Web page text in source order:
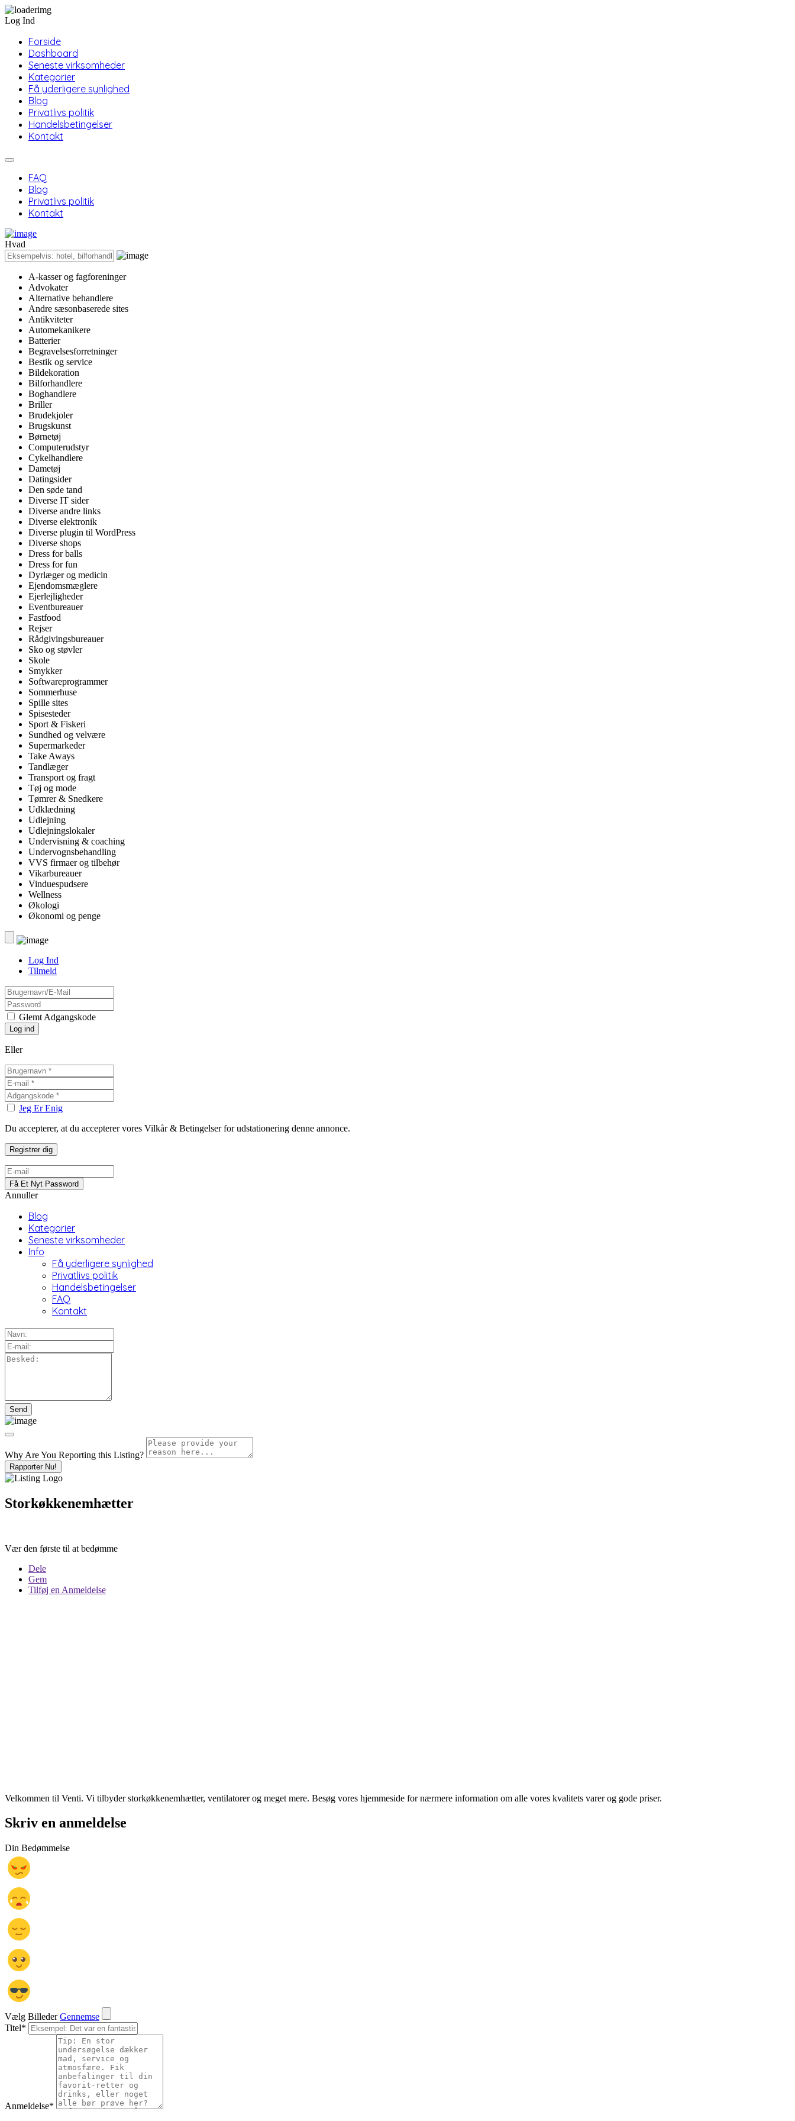
Log Ind
Forside
Dashboard
Seneste virksomheder
Kategorier
Få yderligere synlighed
Blog
Privatlivs politik
Handelsbetingelser
Kontakt
FAQ
Blog
Privatlivs politik
Kontakt
Hvad
A-kasser og fagforeninger
Advokater
Alternative behandlere
Andre sæsonbaserede sites
Antikviteter
Automekanikere
Batterier
Begravelsesforretninger
Bestik og service
Bildekoration
Bilforhandlere
Boghandlere
Briller
Brudekjoler
Brugskunst
Børnetøj
Computerudstyr
Cykelhandlere
Dametøj
Datingsider
Den søde tand
Diverse IT sider
Diverse andre links
Diverse elektronik
Diverse plugin til WordPress
Diverse shops
Dress for balls
Dress for fun
Dyrlæger og medicin
Ejendomsmæglere
Ejerlejligheder
Eventbureauer
Fastfood
Rejser
Rådgivingsbureauer
Sko og støvler
Skole
Smykker
Softwareprogrammer
Sommerhuse
Spille sites
Spisesteder
Sport & Fiskeri
Sundhed og velvære
Supermarkeder
Take Aways
Tandlæger
Transport og fragt
Tøj og mode
Tømrer & Snedkere
Udklædning
Udlejning
Udlejningslokaler
Undervisning & coaching
Undervognsbehandling
VVS firmaer og tilbehør
Vikarbureauer
Vinduespudsere
Wellness
Økologi
Økonomi og penge
Log Ind
Tilmeld
Glemt Adgangskode
Eller
Jeg Er Enig
Du accepterer, at du accepterer vores Vilkår & Betingelser for udstationering denne annonce.
Annuller
Blog
Kategorier
Seneste virksomheder
Info
Få yderligere synlighed
Privatlivs politik
Handelsbetingelser
FAQ
Kontakt
Why Are You Reporting this Listing?
Rapporter Nu!
Storkøkkenemhætter
Vær den første til at bedømme
Dele
Gem
Tilføj en Anmeldelse
Velkommen til Venti. Vi tilbyder storkøkkenemhætter, ventilatorer og meget mere. Besøg vores hjemmeside for nærmere information om alle vores kvalitets varer og gode priser.
Skriv en anmeldelse
Din Bedømmelse
Vælg Billeder Gennemse
Titel*
Anmeldelse*